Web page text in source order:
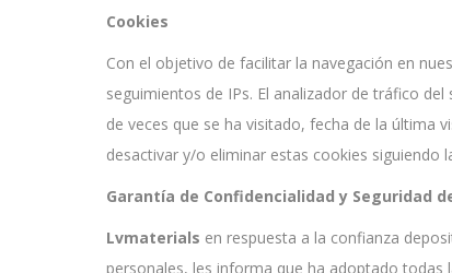
Cookies
Con el objetivo de facilitar la navegación en
seguimientos de IPs. El analizador de tráfico
de veces que se ha visitado, fecha de la última
desactivar y/o eliminar estas cookies siguiendo
Garantía de Confidencialidad y Seguridad
Lvmaterials en respuesta a la confianza
personales, les informa que ha adoptado todas